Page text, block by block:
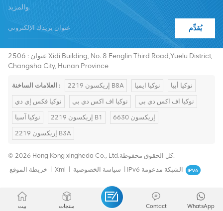
والمزيد.
يُقدِّم
+8619376997331
عنوان : 2506 Xidi Building, No. 8 Fenglin Third Road,Yuelu District,
Changsha City, Hunan Province
العلامات الساخنة : إريكسون 2219 B8A نوكيا ايميا نوكيا أبيا
نوكيا فكس إي دي نوكيا اف اكس دي بي نوكيا اف اكس دي بي
نوكيا آسيا إريكسون 2219 B1 إريكسون 6630
إريكسون 2219 B3A
© 2026 Hong Kong xingheda Co., Ltd.كل الحقوق محفوظة.
خريطة الموقع
Xml سياسة الخصوصية IPv6 الشبكة مدعومة
بيت منتجات WhatsApp
Contact